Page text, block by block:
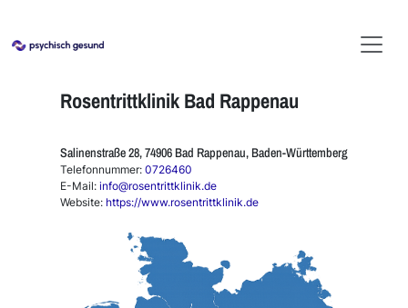
Rosentrittklinik Bad Rappenau
Salinenstraße 28, 74906 Bad Rappenau, Baden-Württemberg
Telefonnummer: 0726460
E-Mail: info@rosentrittklinik.de
Website: https://www.rosentrittklinik.de